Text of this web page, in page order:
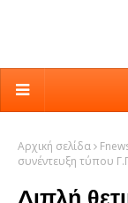
Αρχική σελίδα
συνέντευξη τύπου
Διπλή